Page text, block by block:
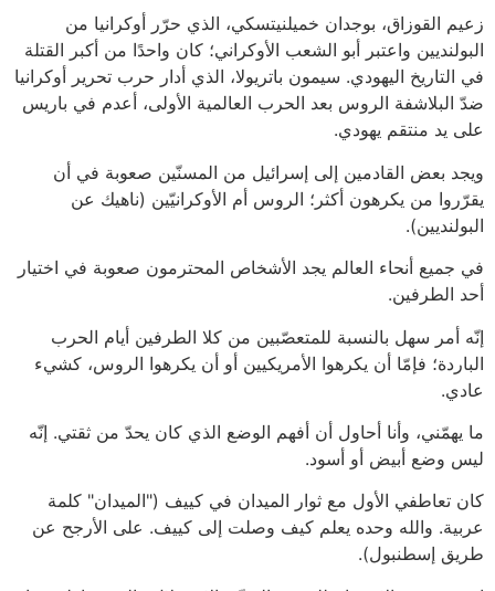
زعيم القوزاق، بوجدان خميلنيتسكي، الذي حرّر أوكرانيا من
البولنديين واعتبر أبو الشعب الأوكراني؛ كان واحدًا من أكبر القتلة
في التاريخ اليهودي. سيمون باتريولا، الذي أدار حرب تحرير أوكرانيا
ضدّ البلاشفة الروس بعد الحرب العالمية الأولى، أعدم في باريس
على يد منتقم يهودي.
ويجد بعض القادمين إلى إسرائيل من المسنّين صعوبة في أن
يقرّروا من يكرهون أكثر؛ الروس أم الأوكرانيّين (ناهيك عن
البولنديين).
في جميع أنحاء العالم يجد الأشخاص المحترمون صعوبة في اختيار
أحد الطرفين.
إنّه أمر سهل بالنسبة للمتعصّبين من كلا الطرفين أيام الحرب
الباردة؛ فإمّا أن يكرهوا الأمريكيين أو أن يكرهوا الروس، كشيء
عادي.
ما يهمّني، وأنا أحاول أن أفهم الوضع الذي كان يحدّ من ثقتي. إنّه
ليس وضع أبيض أو أسود.
كان تعاطفي الأول مع ثوار الميدان في كييف ("الميدان" كلمة
عربية. والله وحده يعلم كيف وصلت إلى كييف. على الأرجح عن
طريق إسطنبول).